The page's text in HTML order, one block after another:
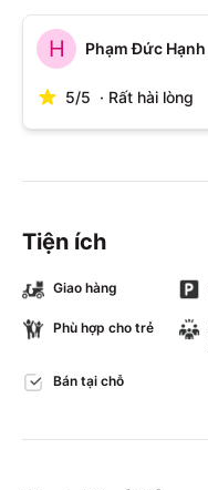
H Phạm Đức Hạnh
5/5 · Rất hài lòng
Tiện ích
Giao hàng
Phù hợp cho trẻ
Bán tại chỗ